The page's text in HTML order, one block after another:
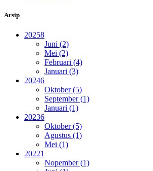
Arsip
20258
Juni (2)
Mei (2)
Februari (4)
Januari (3)
20246
Oktober (5)
September (1)
Januari (1)
20236
Oktober (5)
Agustus (1)
Mei (1)
20221
Nopember (1)